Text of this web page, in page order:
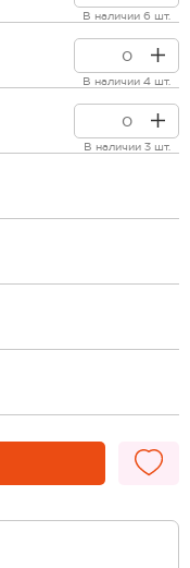
В наличии 6 шт.
В наличии 4 шт.
В наличии 3 шт.